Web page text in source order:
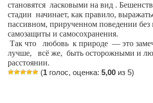
Актёры
Валентин Бурый
Артём Мяус
Александра Сокол
Барды
становятся ласковыми на вид .
стадии начинает, как правило,
пассивном, прирученном поведении без
самозащиты и самосохранения.
Так что
любовь к природе — это
лучше,
всё же, быть осторожными и
расстоянии.
(1 голос, оценка: 5,00 из 5)